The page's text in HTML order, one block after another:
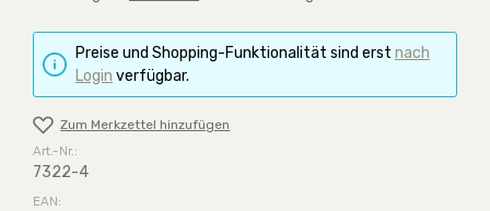
Preise und Shopping-Funktionalität sind erst nach
Login verfügbar.
Zum Merkzettel hinzufügen
Art.-Nr.:
7322-4
EAN: